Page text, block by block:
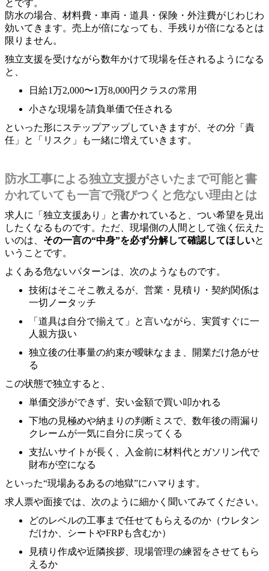
とです。
防水の場合、材料費・車両・道具・保険・外注費がじわじわ
効いてきます。売上が倍になっても、手残りが倍になるとは
限りません。
独立支援を受けながら数年かけて現場を任されるようになる
と、
日給1万2,000〜1万8,000円クラスの常用
小さな現場を請負単価で任される
といった形にステップアップしていきますが、その分「責
任」と「リスク」も一緒に増えていきます。
防水工事による独立支援がさいたまで可能と書
かれていても一言で飛びつくと危ない理由とは
求人に「独立支援あり」と書かれていると、つい希望を見出
したくなるものです。ただ、現場側の人間として強く伝えた
いのは、 その一言の“中身”を必ず分解して確認してほしいと
いうことです。
よくある危ないパターンは、次のようなものです。
技術はそこそこ教えるが、営業・見積り・契約関係は
一切ノータッチ
「道具は自分で揃えて」と言いながら、実質すぐに一
人親方扱い
独立後の仕事量の約束が曖昧なまま、開業だけ急がせ
る
この状態で独立すると、
単価交渉ができず、安い金額で買い叩かれる
下地の見極めや納まりの判断ミスで、数年後の雨漏り
クレームが一気に自分に戻ってくる
支払いサイトが長く、入金前に材料代とガソリン代で
財布が空になる
といった“現場あるあるの地獄”にハマります。
求人票や面接では、次のように細かく聞いてみてください。
どのレベルの工事まで任せてもらえるのか（ウレタン
だけか、シートやFRPも含むか）
見積り作成や近隣挨拶、現場管理の練習をさせてもら
えるか